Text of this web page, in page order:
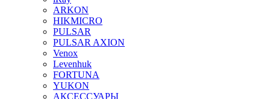
ARKON
HIKMICRO
PULSAR
PULSAR AXION
Venox
Levenhuk
FORTUNA
YUKON
АКСЕССУАРЫ